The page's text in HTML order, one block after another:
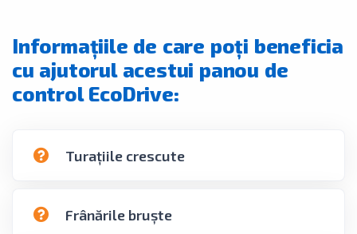
Informațiile de care poți beneficia
cu ajutorul acestui panou de
control EcoDrive:
Turaţiile crescute
Frânările bruşte